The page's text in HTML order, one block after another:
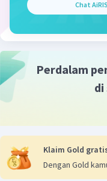
Beri Rating·
Chat AiRIS
Perdalam
di
Klaim Gold
Dengan Gold